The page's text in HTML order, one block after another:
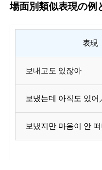
場面別類似表現の例
表現
보내고도 있잖아
보냈는데 아직도 있어
보냈지만 마음이 안